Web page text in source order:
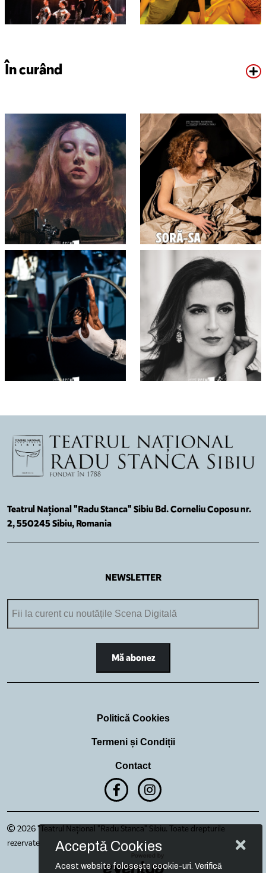
În curând
Teatrul Național "Radu Stanca" Sibiu Bd. Corneliu Coposu nr.
2, 550245 Sibiu, Romania
NEWSLETTER
Politică Cookies
Termeni și Condiții
Contact
2026 "Teatrul Național "Radu Stanca" Sibiu. Toate drepturile
rezervate
Acceptă Cookies
Acest website folosește cookie-uri. Verifică